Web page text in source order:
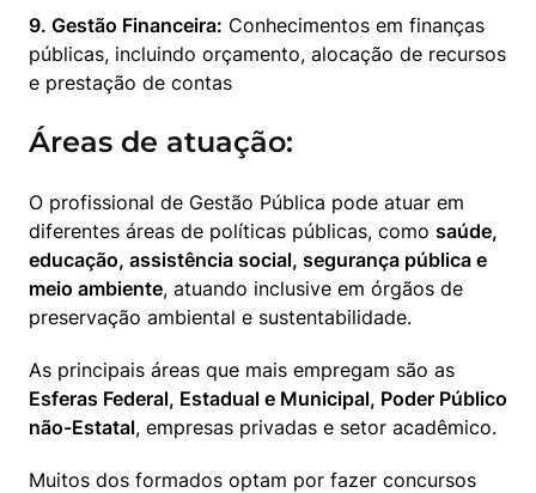
9. Gestão Financeira: Conhecimentos em finanças
públicas, incluindo orçamento, alocação de recursos
e prestação de contas
Áreas de atuação:
O profissional de Gestão Pública pode atuar em
diferentes áreas de políticas públicas, como saúde,
educação, assistência social, segurança pública e
meio ambiente, atuando inclusive em órgãos de
preservação ambiental e sustentabilidade.
Esferas Federal, Estadual e Municipal, Poder Público
não-Estatal, empresas privadas e setor acadêmico.
Muitos dos formados optam por fazer concursos